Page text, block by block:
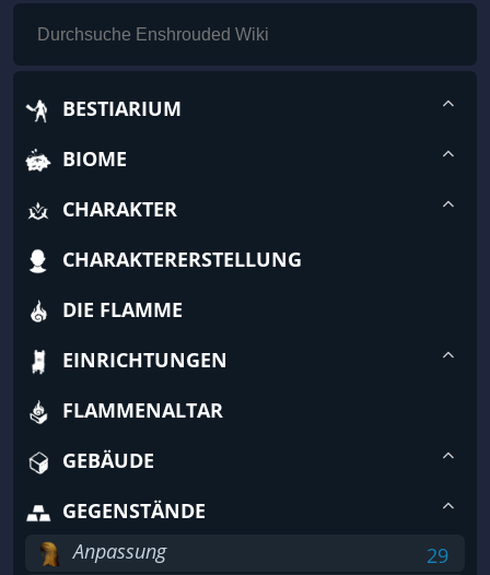
BESTIARIUM
BIOME
CHARAKTER
CHARAKTERERSTELLUNG
DIE FLAMME
EINRICHTUNGEN
FLAMMENALTAR
GEBÄUDE
GEGENSTÄNDE
Anpassung
29